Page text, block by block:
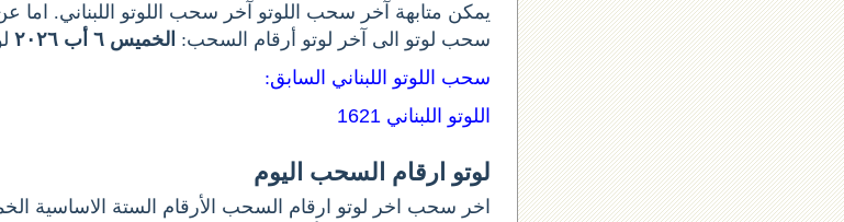
يمكن متابهة آخر سحب اللوتو آخر سحب اللوتو اللبناني. اما
سحب لوتو الى آخر لوتو أرقام السحب: الخميس ٦ أب ٢٠٢٦
سحب اللوتو اللبناني السابق:
اللوتو اللبناني 1621
لوتو ارقام السحب اليوم